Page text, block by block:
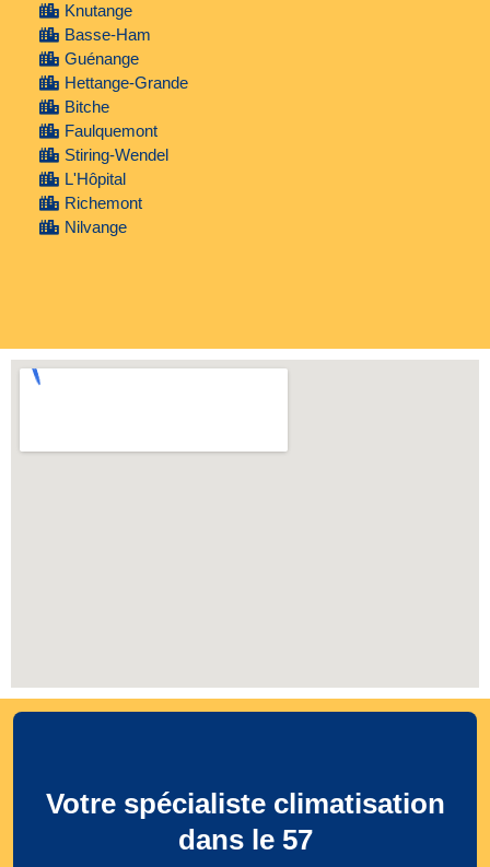
Knutange
Basse-Ham
Guénange
Hettange-Grande
Bitche
Faulquemont
Stiring-Wendel
L'Hôpital
Richemont
Nilvange
Votre spécialiste climatisation
dans le 57